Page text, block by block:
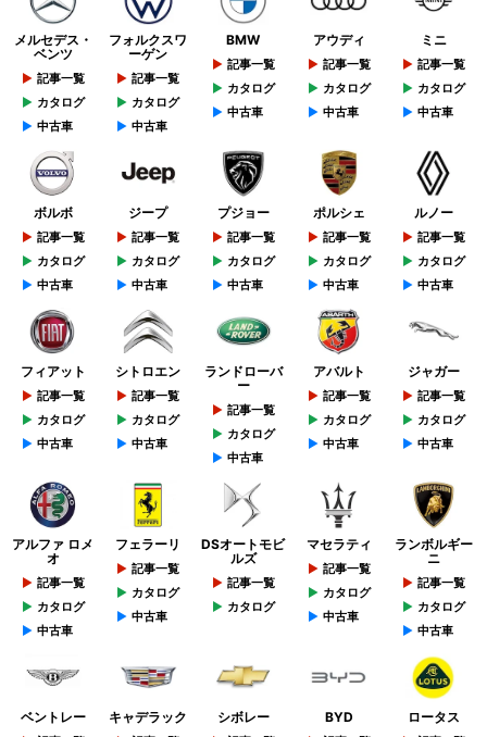
メルセデス・
ベンツ
記事一覧
カタログ
中古車
フォルクスワ
ーゲン
記事一覧
カタログ
中古車
BMW
記事一覧
カタログ
中古車
アウディ
記事一覧
カタログ
中古車
ミニ
記事一覧
カタログ
中古車
ボルボ
記事一覧
カタログ
中古車
ジープ
記事一覧
カタログ
中古車
プジョー
記事一覧
カタログ
中古車
ポルシェ
記事一覧
カタログ
中古車
ルノー
記事一覧
カタログ
中古車
フィアット
記事一覧
カタログ
中古車
シトロエン
記事一覧
カタログ
中古車
ランドローバ
ー
記事一覧
カタログ
中古車
アバルト
記事一覧
カタログ
中古車
ジャガー
記事一覧
カタログ
中古車
アルファ ロメ
オ
記事一覧
カタログ
中古車
フェラーリ
記事一覧
カタログ
中古車
DSオートモビ
ルズ
記事一覧
カタログ
マセラティ
記事一覧
カタログ
中古車
ランボルギー
ニ
記事一覧
カタログ
中古車
ベントレー キャデラック シボレー BYD ロータス